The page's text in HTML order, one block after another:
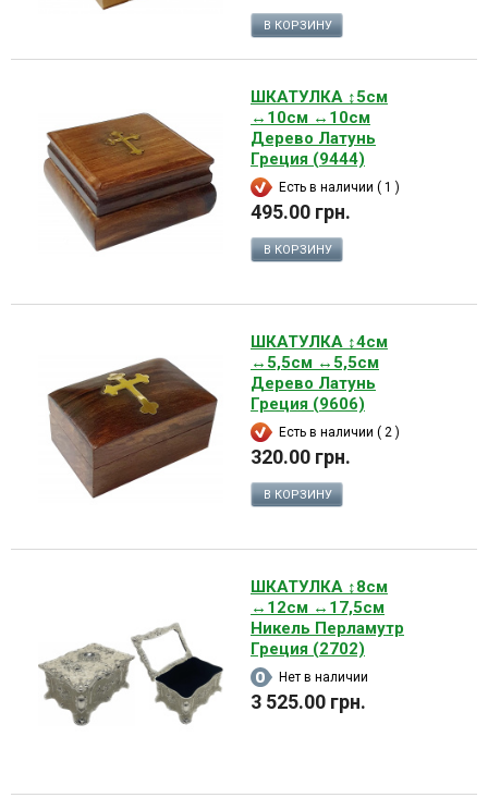
В КОРЗИНУ
ШКАТУЛКА ↕5см
↔10см ↔10см
Дерево Латунь
Греция (9444)
Есть в наличии ( 1 )
495.00 грн.
В КОРЗИНУ
ШКАТУЛКА ↕4см
↔5,5см ↔5,5см
Дерево Латунь
Греция (9606)
Есть в наличии ( 2 )
320.00 грн.
В КОРЗИНУ
ШКАТУЛКА ↕8см
↔12см ↔17,5см
Никель Перламутр
Греция (2702)
Нет в наличии
3 525.00 грн.